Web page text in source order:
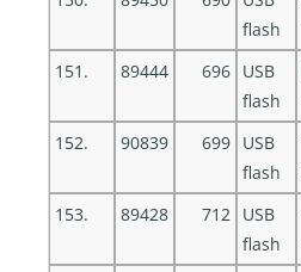
flash
151. 89444 696 USB
flash
152.
90839 699 USB
flash
153.
89428 712 USB
flash